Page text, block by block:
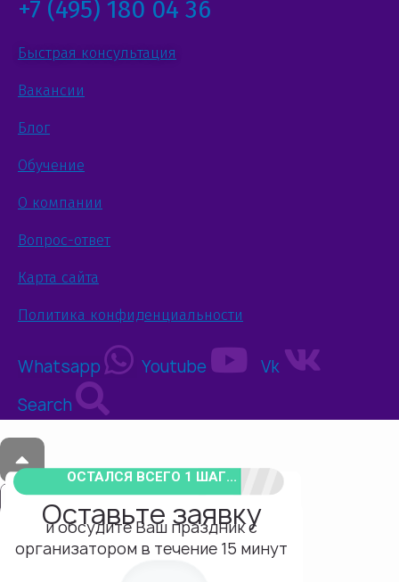
+7 (495) 180 04 36
Быстрая консультация
Вакансии
Блог
Обучение
О компании
Вопрос-ответ
Карта сайта
Политика конфиденциальности
Whatsapp Youtube
Vk
Search
ОСТАЛСЯ ВСЕГО 1 ШАГ...
Оставьте заявку
и обсудите Ваш праздник с
организатором в течение 15 минут